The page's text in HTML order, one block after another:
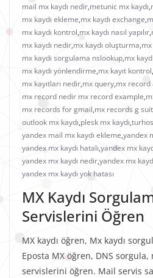
mail mx kaydı nedir,metunic mx kaydı,
mx kaydı ekleme,mx kaydı exchange,
mx kaydı kontrol,mx kaydı nasıl yapılır,
mx kaydı nedir,mx kaydı oluşturma,
mx kaydı sorgulama nslookup,mx
mx kaydı yönlendirme,mx kayıt kontrol,
mx kayıtları nedir,mx query,mx record
mx record nedir mx record example,
mx records for gmail,mx records g
outlook mx kaydı,plesk mx kaydı,
yandex mail mx kaydı ekleme,yandex
yandex mx kaydı hatalı,yandex mx
yandex mx kaydı nedir,yandex mx
yandex mx kaydı yok hatası
MX Kaydı
Servislerini Öğren
MX kaydı öğren, Mx kaydı
Eposta MX öğren, DNS
servislerini öğren. Mail servis